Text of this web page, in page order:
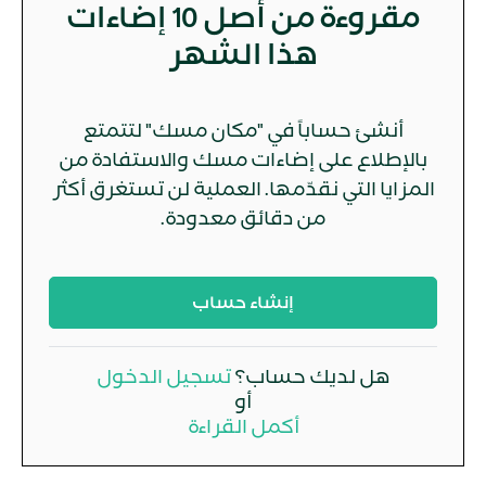
مقروءة من أصل 10 إضاءات
هذا الشهر
أنشئ حساباً في "مكان مسك" لتتمتع
بالإطلاع على إضاءات مسك والاستفادة من
المزايا التي نقدّمها. العملية لن تستغرق أكثر
من دقائق معدودة.
إنشاء حساب
هل لديك حساب؟ تسجيل الدخول
أو
أكمل القراءة